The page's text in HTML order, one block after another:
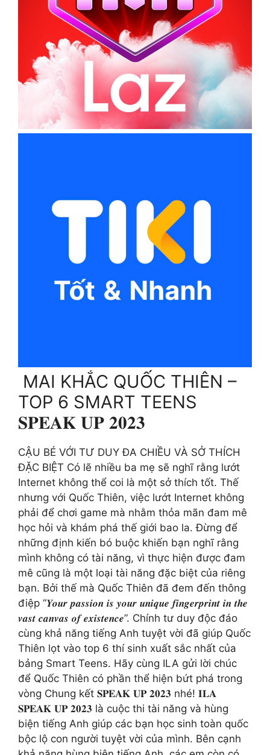
️ MAI KHẮC QUỐC THIÊN –
TOP 6 SMART TEENS
𝐒𝐏𝐄𝐀𝐊 𝐔𝐏 𝟐𝟎𝟐𝟑
CẬU BÉ VỚI TƯ DUY ĐA CHIỀU VÀ SỞ THÍCH
ĐẶC BIỆT Có lẽ nhiều ba mẹ sẽ nghĩ rằng lướt
Internet không thể coi là một sở thích tốt. Thế
nhưng với Quốc Thiên, việc lướt Internet không
phải để chơi game mà nhằm thỏa mãn đam mê
học hỏi và khám phá thế giới bao la. Đừng để
những định kiến bó buộc khiến bạn nghĩ rằng
mình không có tài năng, vì thực hiện được đam
mê cũng là một loại tài năng đặc biệt của riêng
bạn. Bởi thế mà Quốc Thiên đã đem đến thông
điệp “𝒀𝒐𝒖𝒓 𝒑𝒂𝒔𝒔𝒊𝒐𝒏 𝒊𝒔 𝒚𝒐𝒖𝒓 𝒖𝒏𝒊𝒒𝒖𝒆 𝒇𝒊𝒏𝒈𝒆𝒓𝒑𝒓𝒊𝒏𝒕 𝒊𝒏 𝒕𝒉𝒆
𝒗𝒂𝒔𝒕 𝒄𝒂𝒏𝒗𝒂𝒔 𝒐𝒇 𝒆𝒙𝒊𝒔𝒕𝒆𝒏𝒄𝒆”. Chính tư duy độc đáo
cùng khả năng tiếng Anh tuyệt vời đã giúp Quốc
Thiên lọt vào top 6 thí sinh xuất sắc nhất của
bảng Smart Teens. Hãy cùng ILA gửi lời chúc
để Quốc Thiên có phần thể hiện bứt phá trong
vòng Chung kết 𝐒𝐏𝐄𝐀𝐊 𝐔𝐏 𝟐𝟎𝟐𝟑 nhé! 𝐈𝐋𝐀
𝐒𝐏𝐄𝐀𝐊 𝐔𝐏 𝟐𝟎𝟐𝟑 là cuộc thi tài năng và hùng
biện tiếng Anh giúp các bạn học sinh toàn quốc
bộc lộ con người tuyệt vời của mình. Bên cạnh